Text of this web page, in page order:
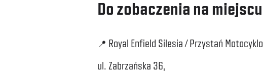
Do zobaczenia na
📍 Royal Enfield Silesia / Przystań
ul. Zabrzańska 36,